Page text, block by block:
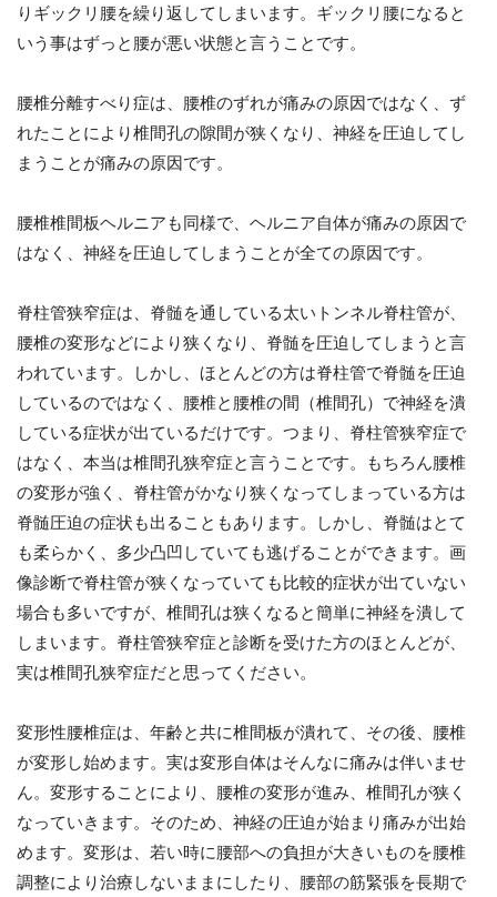
りギックリ腰を繰り返してしまいます。ギックリ腰になると
いう事はずっと腰が悪い状態と言うことです。
腰椎分離すべり症は、腰椎のずれが痛みの原因ではなく、ず
れたことにより椎間孔の隙間が狭くなり、神経を圧迫してし
まうことが痛みの原因です。
腰椎椎間板ヘルニアも同様で、ヘルニア自体が痛みの原因で
はなく、神経を圧迫してしまうことが全ての原因です。
脊柱管狭窄症は、脊髄を通している太いトンネル脊柱管が、
腰椎の変形などにより狭くなり、脊髄を圧迫してしまうと言
われています。しかし、ほとんどの方は脊柱管で脊髄を圧迫
しているのではなく、腰椎と腰椎の間（椎間孔）で神経を潰
している症状が出ているだけです。つまり、脊柱管狭窄症で
はなく、本当は椎間孔狭窄症と言うことです。もちろん腰椎
の変形が強く、脊柱管がかなり狭くなってしまっている方は
脊髄圧迫の症状も出ることもあります。しかし、脊髄はとて
も柔らかく、多少凸凹していても逃げることができます。画
像診断で脊柱管が狭くなっていても比較的症状が出ていない
場合も多いですが、椎間孔は狭くなると簡単に神経を潰して
しまいます。脊柱管狭窄症と診断を受けた方のほとんどが、
実は椎間孔狭窄症だと思ってください。
変形性腰椎症は、年齢と共に椎間板が潰れて、その後、腰椎
が変形し始めます。実は変形自体はそんなに痛みは伴いませ
ん。変形することにより、腰椎の変形が進み、椎間孔が狭く
なっていきます。そのため、神経の圧迫が始まり痛みが出始
めます。変形は、若い時に腰部への負担が大きいものを腰椎
調整により治療しないままにしたり、腰部の筋緊張を長期で